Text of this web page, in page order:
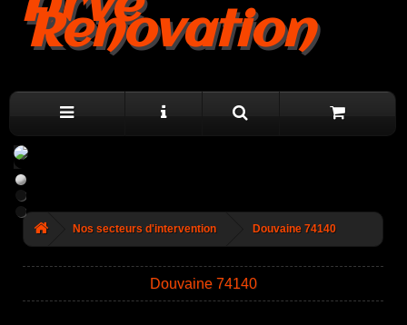
Renovation
Nos secteurs d'intervention Douvaine 74140
Douvaine 74140